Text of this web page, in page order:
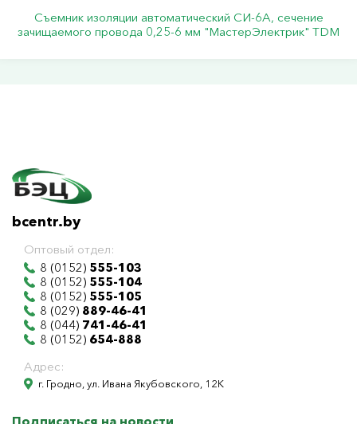
Съемник изоляции автоматический СИ-6А, сечение
зачищаемого провода 0,25-6 мм "МастерЭлектрик" TDM
bcentr.by
Оптовый отдел:
8 (0152) 555-103
8 (0152) 555-104
8 (0152) 555-105
8 (029) 889-46-41
8 (044) 741-46-41
8 (0152) 654-888
Адрес:
г. Гродно, ул. Ивана Якубовского, 12К